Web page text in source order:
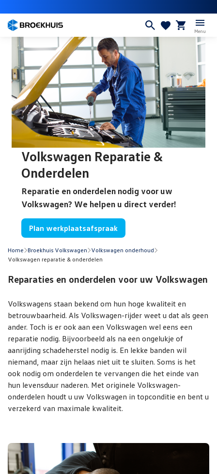
naar
inhoud
gaan
Menu
Volkswagen Reparatie &
Onderdelen
Reparatie en onderdelen nodig voor uw
Volkswagen? We helpen u direct verder!
Plan werkplaatsafspraak
Home Broekhuis Volkswagen
Volkswagen onderhoud
Volkswagen reparatie & onderdelen
Reparaties en onderdelen voor uw Volkswagen
Volkswagens staan bekend om hun hoge kwaliteit en
betrouwbaarheid. Als Volkswagen-rijder weet u dat als geen
ander. Toch is er ook aan een Volkswagen wel eens een
reparatie nodig. Bijvoorbeeld als na een ongelukje of
aanrijding schadeherstel nodig is. En lekke banden wil
niemand, maar zijn helaas niet uit te sluiten. Soms is het
ook nodig om onderdelen te vervangen die het einde van
hun levensduur naderen. Met originele Volkswagen-
onderdelen houdt u uw Volkswagen in topconditie en bent u
verzekerd van maximale kwaliteit.